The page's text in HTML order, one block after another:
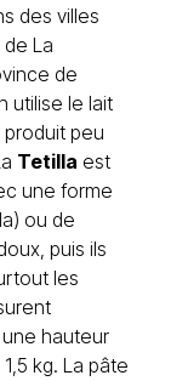
des villes
La
de
utilise le lait
produit peu
Tetilla est
une forme
ou de
puis ils
les
hauteur
kg. La pâte